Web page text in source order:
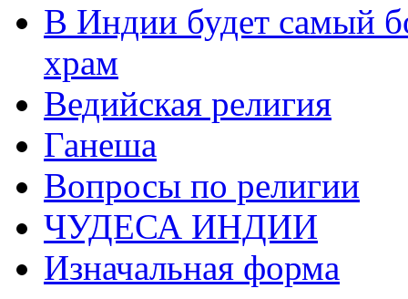
В Индии будет самый
храм
Ведийская религия
Ганеша
Вопросы по религии
ЧУДЕСА ИНДИИ
Изначальная форма